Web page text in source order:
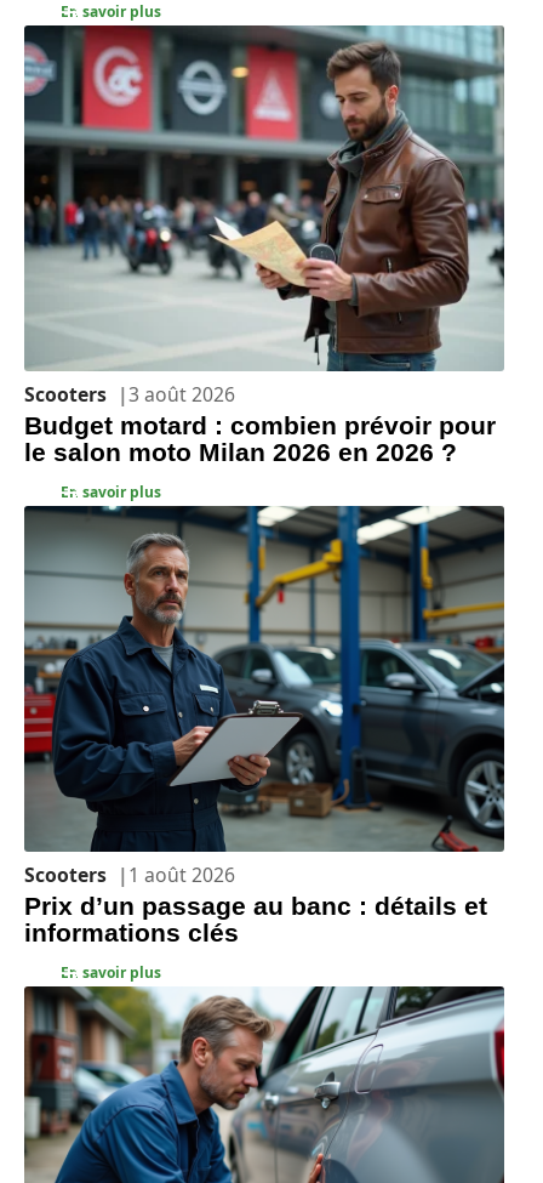
En savoir plus
Scooters 3 août 2026
Budget motard : combien prévoir pour
le salon moto Milan 2026 en 2026 ?
En savoir plus
Scooters 1 août 2026
Prix d’un passage au banc : détails et
informations clés
En savoir plus